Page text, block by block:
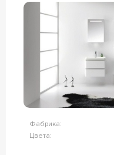
Фабрика:
Цвета: